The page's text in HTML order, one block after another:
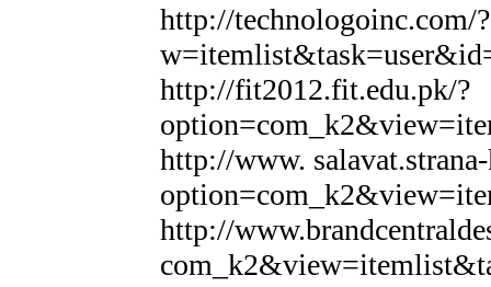
http://
http://fit2012.fit.edu.pk/?
http://www.
http://